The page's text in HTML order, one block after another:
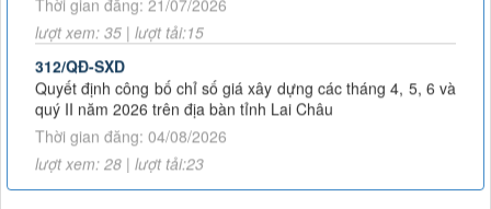
lượt xem: 35 | lượt tải:15
312/QĐ-SXD
Quyết định công bố chỉ số giá xây dựng các tháng 4, 5, 6 và
quý II năm 2026 trên địa bàn tỉnh Lai Châu
Thời gian đăng: 04/08/2026
lượt xem: 28 | lượt tải:23
3453/KH-SXD